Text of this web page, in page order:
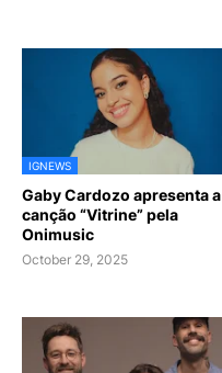
IGNEWS
Gaby Cardozo apresenta a
canção “Vitrine” pela
Onimusic
October 29, 2025